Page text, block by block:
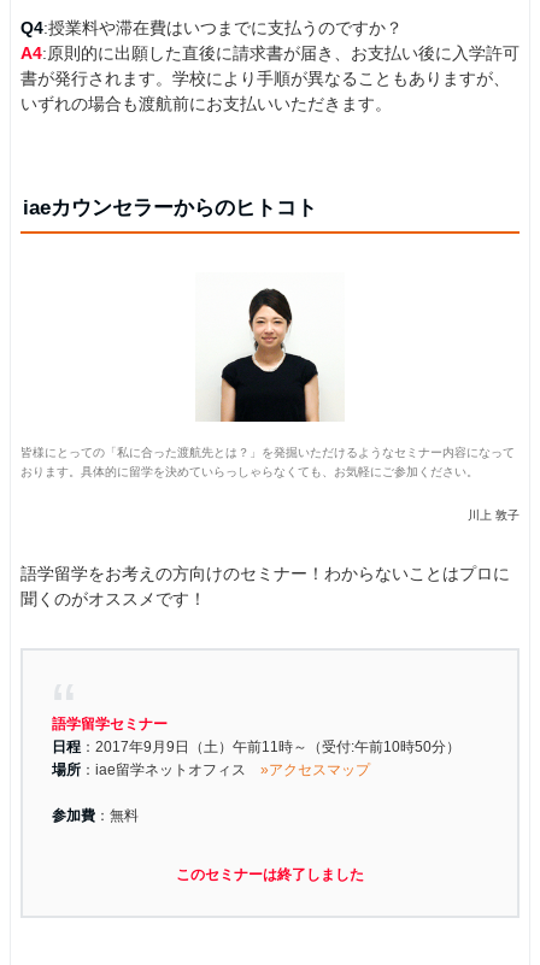
Q4:授業料や滞在費はいつまでに支払うのですか？
A4:原則的に出願した直後に請求書が届き、お支払い後に入学許可
書が発行されます。学校により手順が異なることもありますが、
いずれの場合も渡航前にお支払いいただきます。
iaeカウンセラーからのヒトコト
皆様にとっての「私に合った渡航先とは？」を発掘いただけるようなセミナー内容になって
おります。具体的に留学を決めていらっしゃらなくても、お気軽にご参加ください。
川上 敦子
語学留学をお考えの方向けのセミナー！わからないことはプロに
聞くのがオススメです！
語学留学セミナー
日程 ：2017年9月9日（土）午前11時～（受付:午前10時50分）
場所 ：iae留学ネットオフィス »アクセスマップ
参加費 ：無料
このセミナーは終了しました